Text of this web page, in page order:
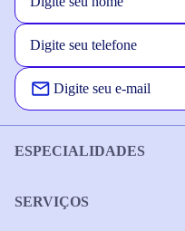
ESPECIALIDADES
SERVIÇOS